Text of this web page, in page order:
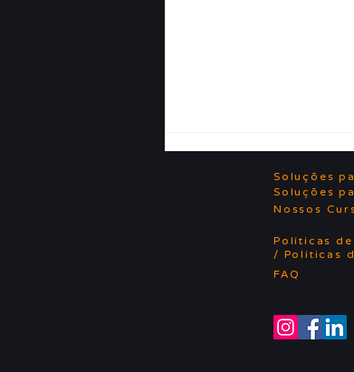
Organizacional e
Soluções
Soluções
Nossos
Políticas
/ Políticas
FAQ